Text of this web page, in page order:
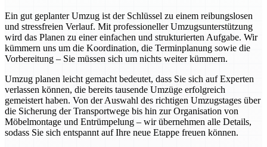
Ein gut geplanter Umzug ist der Schlüssel zu einem reibungslosen
und stressfreien Verlauf. Mit professioneller Umzugsunterstützung
wird das Planen zu einer einfachen und strukturierten Aufgabe. Wir
kümmern uns um die Koordination, die Terminplanung sowie die
Vorbereitung – Sie müssen sich um nichts weiter kümmern.
Umzug planen leicht gemacht bedeutet, dass Sie sich auf Experten
verlassen können, die bereits tausende Umzüge erfolgreich
gemeistert haben. Von der Auswahl des richtigen Umzugstages über
die Sicherung der Transportwege bis hin zur Organisation von
Möbelmontage und Entrümpelung – wir übernehmen alle Details,
sodass Sie sich entspannt auf Ihre neue Etappe freuen können.